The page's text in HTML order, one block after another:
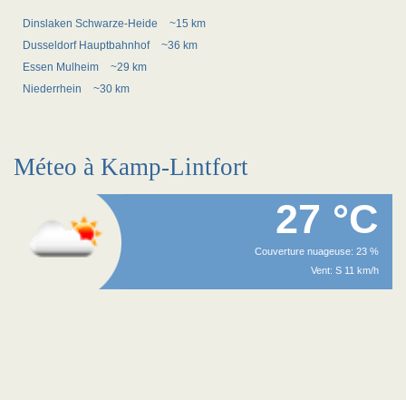
Dinslaken Schwarze-Heide
~15 km
Dusseldorf Hauptbahnhof
~36 km
Essen Mulheim
~29 km
Niederrhein
~30 km
Méteo à Kamp-Lintfort
27 °C
Couverture nuageuse: 23 %
Vent: S 11 km/h